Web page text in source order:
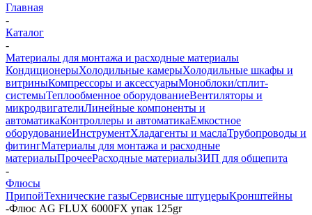
Главная
-
Каталог
-
Материалы для монтажа и расходные материалы
КондиционерыХолодильные камерыХолодильные шкафы и
витриныКомпрессоры и аксессуарыМоноблоки/сплит-
системыТеплообменное оборудованиеВентиляторы и
микродвигателиЛинейные компоненты и
автоматикаКонтроллеры и автоматикаЕмкостное
оборудованиеИнструментХладагенты и маслаТрубопроводы и
фитингМатериалы для монтажа и расходные
материалыПрочееРасходные материалыЗИП для общепита
-
Флюсы
ПрипойТехнические газыСервисные штуцерыКронштейны
-Флюс AG FLUX 6000FX упак 125gr